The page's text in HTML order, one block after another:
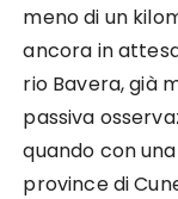
meno di un
ancora in
rio Bavera, già
passiva
quando con
province di